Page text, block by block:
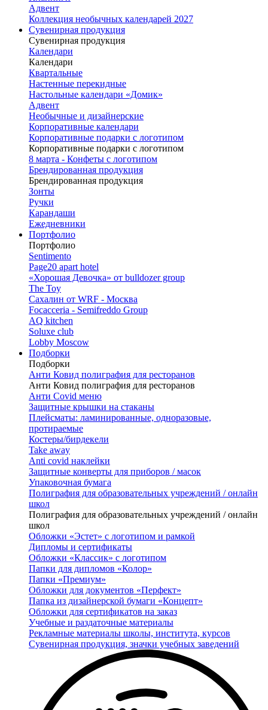
Адвент
Коллекция необычных календарей 2027
Сувенирная продукция
Сувенирная продукция
Календари
Календари
Квартальные
Настенные перекидные
Настольные календари «Домик»
Адвент
Необычные и дизайнерские
Корпоративные календари
Корпоративные подарки с логотипом
Корпоративные подарки с логотипом
8 марта - Конфеты с логотипом
Брендированная продукция
Брендированная продукция
Зонты
Ручки
Карандаши
Ежедневники
Портфолио
Портфолио
Sentimento
Page20 apart hotel
«Хорошая Девочка» от bulldozer group
The Toy
Сахалин от WRF - Москва
Focacceria - Semifreddo Group
AQ kitchen
Soluxe club
Lobby Moscow
Подборки
Подборки
Анти Ковид полиграфия для ресторанов
Анти Ковид полиграфия для ресторанов
Анти Covid меню
Защитные крышки на стаканы
Плейсматы: ламинированные, одноразовые,
протираемые
Костеры/бирдекели
Take away
Anti covid наклейки
Защитные конверты для приборов / масок
Упаковочная бумага
Полиграфия для образовательных учреждений / онлайн
школ
Полиграфия для образовательных учреждений / онлайн
школ
Обложки «Эстет» с логотипом и рамкой
Дипломы и сертификаты
Обложки «Классик» с логотипом
Папки для дипломов «Колор»
Папки «Премиум»
Обложки для документов «Перфект»
Папка из дизайнерской бумаги «Концепт»
Обложки для сертификатов на заказ
Учебные и раздаточные материалы
Рекламные материалы школы, института, курсов
Сувенирная продукция, значки учебных заведений